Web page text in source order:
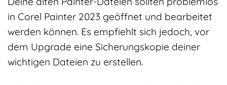
in Corel Painter 2023 geöffnet und bearbeitet
werden können. Es empfiehlt sich jedoch, vor
dem Upgrade eine Sicherungskopie deiner
wichtigen Dateien zu erstellen.